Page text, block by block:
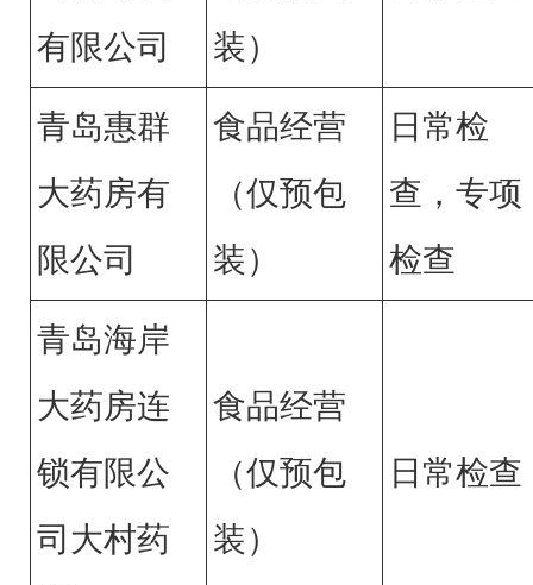
有限公司
装）
青岛惠群
大药房有
限公司
食品经营
（仅预包
装）
日常检
查，专项
检查
青岛海岸
大药房连
锁有限公
司大村药
食品经营
（仅预包
装）
日常检查